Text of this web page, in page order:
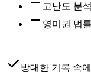
고난도 분
영미권 법
방대한 기록 속